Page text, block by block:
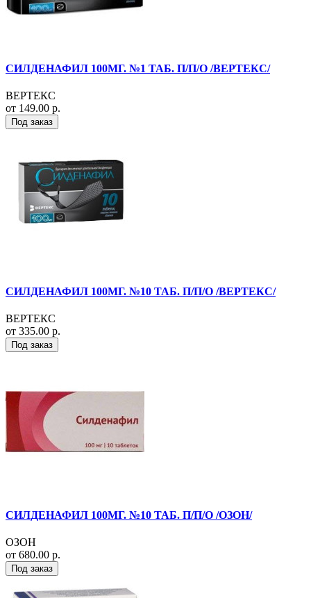
СИЛДЕНАФИЛ 100МГ. №1 ТАБ. П/П/О /ВЕРТЕКС/
ВЕРТЕКС
от 149.00 р.
Под заказ
СИЛДЕНАФИЛ 100МГ. №10 ТАБ. П/П/О /ВЕРТЕКС/
ВЕРТЕКС
от 335.00 р.
Под заказ
СИЛДЕНАФИЛ 100МГ. №10 ТАБ. П/П/О /ОЗОН/
ОЗОН
от 680.00 р.
Под заказ